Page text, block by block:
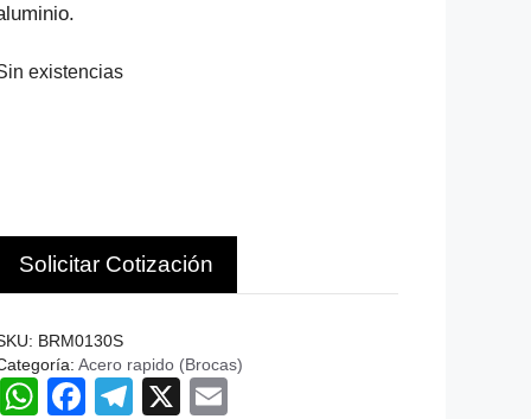
existencias
Solicitar Cotización
BRM0130S
Acero rapido (Brocas)
W
F
T
X